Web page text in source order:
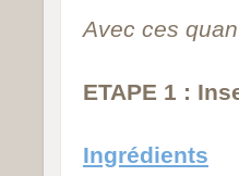
Avec ces
ETAPE 1 :
Ingrédients